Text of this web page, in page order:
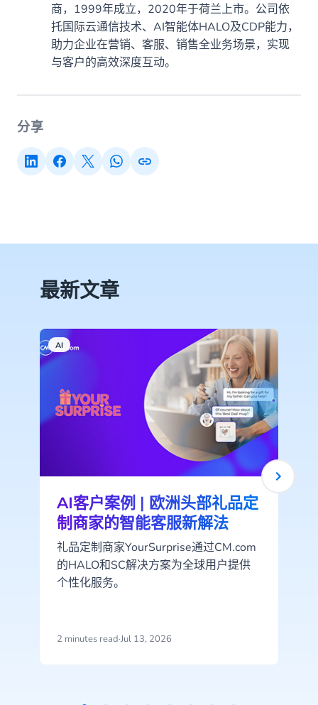
商，1999年成立，2020年于荷兰上市。公司依
托国际云通信技术、AI智能体HALO及CDP能力，
助力企业在营销、客服、销售全业务场景，实现
与客户的高效深度互动。
分享
最新文章
AI
AI客户案例 | 欧洲头部礼品定
制商家的智能客服新解法
礼品定制商家YourSurprise通过CM.com
的HALO和SC解决方案为全球用户提供
个性化服务。
2 minutes read·Jul 13, 2026